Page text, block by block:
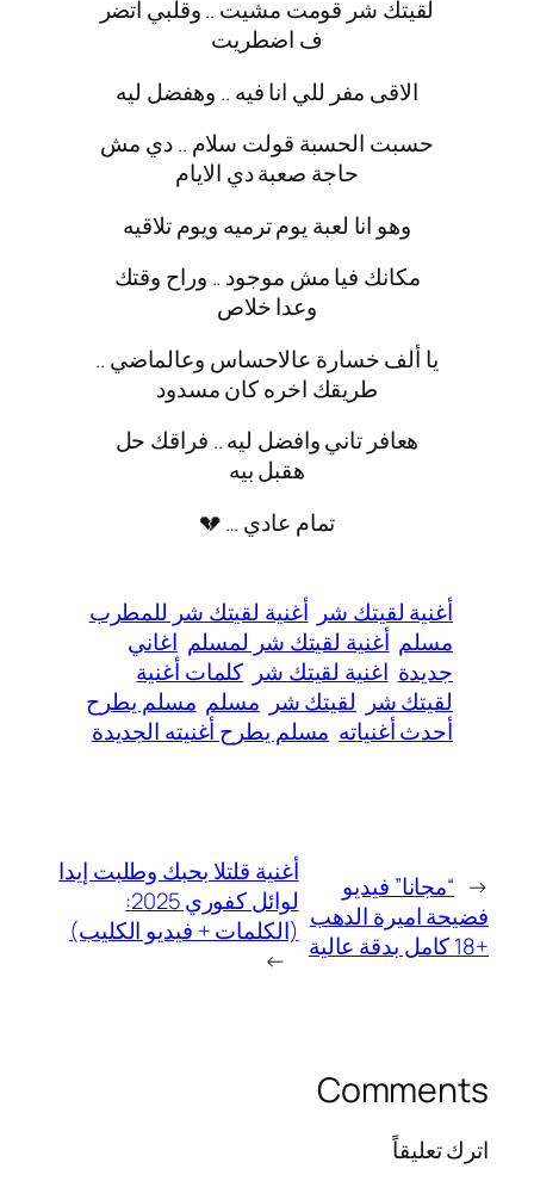
‎لقيتك شر قومت مشيت .. وقلبي اتضر
ف اضطريت
الاقى مفر للي انا فيه .. وهفضل ليه
حسبت الحسبة قولت سلام .. دي مش
حاجة صعبة دي الايام
مكانك فيا مش موجود .. وراح وقتك
وعدا خلاص
‎يا ألف خسارة عالاحساس وعالماضي ..
طريقك اخره كان مسدود
‎هعافر تاني وافضل ليه .. فراقك حل
هقبل بيه
تمام عادي … 💔
أغنية لقيتك شر أغنية لقيتك شر للمطرب
مسلم أغنية لقيتك شر لمسلم اغاني
جديدة اغنية لقيتك شر كلمات أغنية
لقيتك شر
لقيتك شر مسلم مسلم يطرح
أحدث أغنياته مسلم يطرح أغنيته الجديدة
← “مجانا” فيديو
فضيحة اميرة الدهب
+18 كامل بدقة عالية
أغنية قلتلا بحبك وطلبت إيدا
لوائل كفوري 2025:
(الكلمات + فيديو الكليب)
→
Comments
اترك تعليقاً